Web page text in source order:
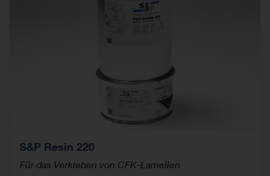
S&P Resin 220
Für das Verkleben von CFK-Lamellen